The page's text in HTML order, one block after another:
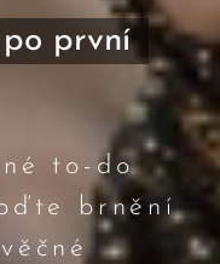
první
to-do
brnění